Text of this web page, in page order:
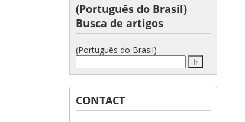
(Português do Brasil)
Busca de artigos
(Português do Brasil)
CONTACT